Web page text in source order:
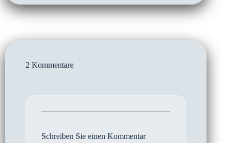
2 Kommentare
Schreiben Sie einen Kommentar